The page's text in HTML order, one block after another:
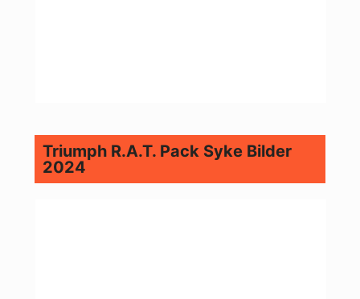
Triumph R.A.T. Pack Syke Bilder
2024